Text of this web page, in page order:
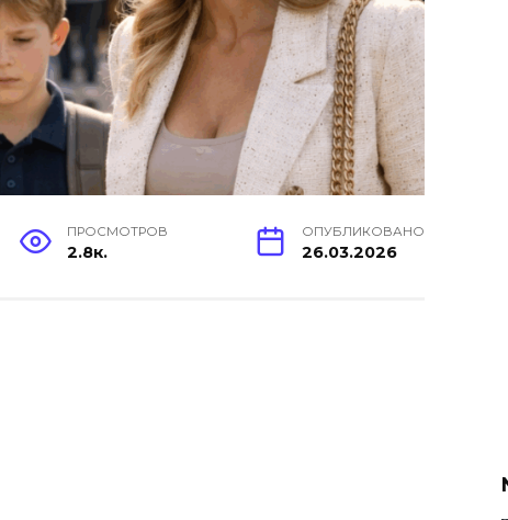
ПРОСМОТРОВ
2.8к.
ОПУБЛИКОВАНО
26.03.2026